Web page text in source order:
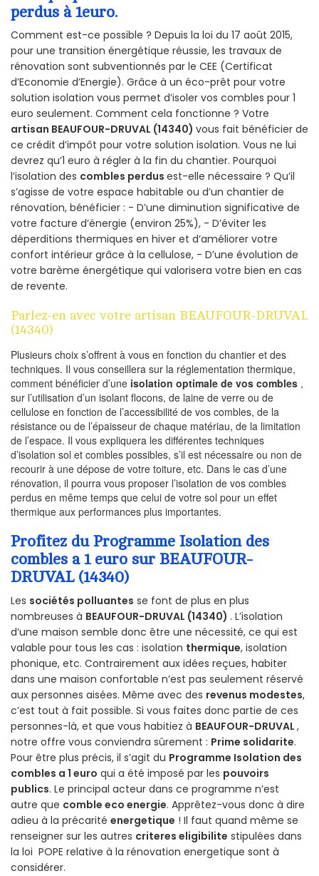
perdus à 1euro.
Comment est-ce possible ? Depuis la loi du 17 août 2015,
pour une transition énergétique réussie, les travaux de
rénovation sont subventionnés par le CEE (Certificat
d’Economie d’Energie). Grâce à un éco-prêt pour votre
solution isolation vous permet d’isoler vos combles pour 1
euro seulement. Comment cela fonctionne ? Votre
artisan BEAUFOUR-DRUVAL (14340) vous fait bénéficier de
ce crédit d’impôt pour votre solution isolation. Vous ne lui
devrez qu’1 euro à régler à la fin du chantier. Pourquoi
l’isolation des combles perdus est-elle nécessaire ? Qu’il
s’agisse de votre espace habitable ou d’un chantier de
rénovation, bénéficier : - D’une diminution significative de
votre facture d’énergie (environ 25%), - D’éviter les
déperditions thermiques en hiver et d’améliorer votre
confort intérieur grâce à la cellulose, - D’une évolution de
votre barème énergétique qui valorisera votre bien en cas
de revente.
Parlez-en avec votre artisan BEAUFOUR-DRUVAL
(14340)
Plusieurs choix s’offrent à vous en fonction du chantier et des
techniques. Il vous conseillera sur la réglementation thermique,
comment bénéficier d’une isolation optimale de vos combles ,
sur l’utilisation d’un isolant flocons, de laine de verre ou de
cellulose en fonction de l’accessibilité de vos combles, de la
résistance ou de l’épaisseur de chaque matériau, de la limitation
de l’espace. Il vous expliquera les différentes techniques
d’isolation sol et combles possibles, s’il est nécessaire ou non de
recourir à une dépose de votre toiture, etc. Dans le cas d’une
rénovation, il pourra vous proposer l’isolation de vos combles
perdus en même temps que celui de votre sol pour un effet
thermique aux performances plus importantes.
Profitez du Programme Isolation des
combles a 1 euro sur BEAUFOUR-
DRUVAL (14340)
Les sociétés polluantes se font de plus en plus
nombreuses à BEAUFOUR-DRUVAL (14340) . L’isolation
d’une maison semble donc être une nécessité, ce qui est
valable pour tous les cas : isolation thermique, isolation
phonique, etc. Contrairement aux idées reçues, habiter
dans une maison confortable n’est pas seulement réservé
aux personnes aisées. Même avec des revenus modestes,
c’est tout à fait possible. Si vous faites donc partie de ces
personnes-là, et que vous habitiez à BEAUFOUR-DRUVAL ,
notre offre vous conviendra sûrement : Prime solidarite.
Pour être plus précis, il s’agit du Programme Isolation des
combles a 1 euro qui a été imposé par les pouvoirs
publics. Le principal acteur dans ce programme n’est
autre que comble eco energie. Apprêtez-vous donc à dire
adieu à la précarité energetique ! Il faut quand même se
renseigner sur les autres criteres eligibilite stipulées dans
la loi POPE relative à la rénovation energetique sont à
considérer.